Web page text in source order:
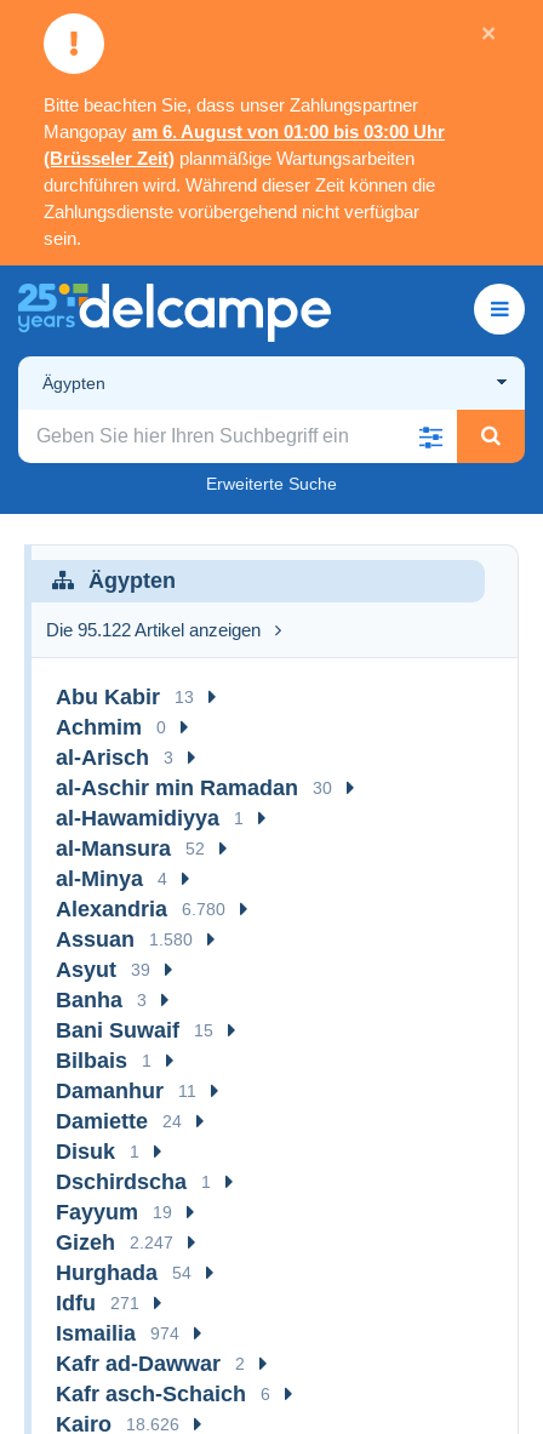
Bitte beachten Sie, dass unser Zahlungspartner
Mangopay am 6. August von 01:00 bis 03:00 Uhr
(Brüsseler Zeit) planmäßige Wartungsarbeiten
durchführen wird. Während dieser Zeit können die
Zahlungsdienste vorübergehend nicht verfügbar
sein.
×
Ägypten
Erweiterte Suche
Ägypten
Die 95.122 Artikel anzeigen
Abu Kabir 13
Achmim 0
al-Arisch 3
al-Aschir min Ramadan 30
al-Hawamidiyya 1
al-Mansura 52
al-Minya 4
Alexandria 6.780
Assuan 1.580
Asyut 39
Banha 3
Bani Suwaif 15
Bilbais 1
Damanhur 11
Damiette 24
Disuk 1
Dschirdscha 1
Fayyum 19
Gizeh 2.247
Hurghada 54
Idfu 271
Ismailia 974
Kafr ad-Dawwar 2
Kafr asch-Schaich 6
Kairo 18.626